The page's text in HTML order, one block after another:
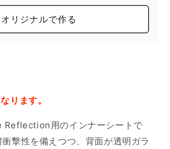
オリジナルで作る
ります。
Reflection用のインナーシートで
撃性を備えつつ、背面が透明ガラ